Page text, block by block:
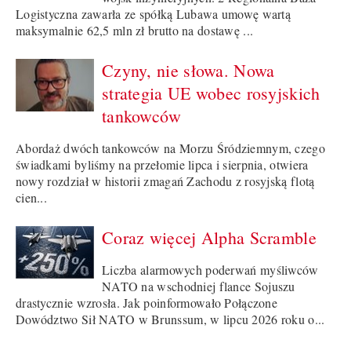
Logistyczna zawarła ze spółką Lubawa umowę wartą
maksymalnie 62,5 mln zł brutto na dostawę ...
Czyny, nie słowa. Nowa
strategia UE wobec rosyjskich
tankowców
Abordaż dwóch tankowców na Morzu Śródziemnym, czego
świadkami byliśmy na przełomie lipca i sierpnia, otwiera
nowy rozdział w historii zmagań Zachodu z rosyjską flotą
cien...
Coraz więcej Alpha Scramble
Liczba alarmowych poderwań myśliwców
NATO na wschodniej flance Sojuszu
drastycznie wzrosła. Jak poinformowało Połączone
Dowództwo Sił NATO w Brunssum, w lipcu 2026 roku o...